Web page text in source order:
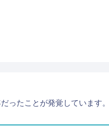
ったことが発覚しています。